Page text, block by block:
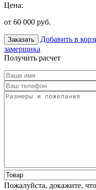
Цена:
от 60 000 руб.
Заказать Добавить в
замерщика
Получить расчет
Пожалуйста, докажите,